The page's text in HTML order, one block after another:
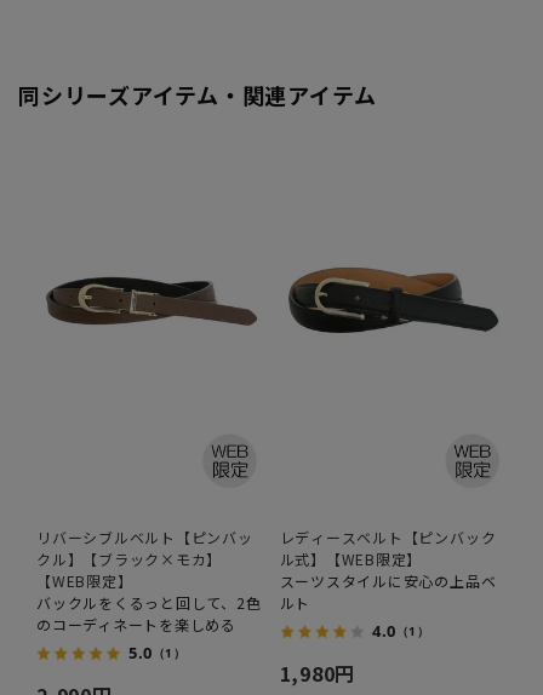
同シリーズアイテム・関連アイテム
リバーシブルベルト【ピンバッ
クル】【ブラック×モカ】
【WEB限定】
バックルをくるっと回して、2色
のコーディネートを楽しめる
5.0 （1）
レディースベルト【ピンバック
ル式】【WEB限定】
スーツスタイルに安心の上品ベ
ルト
4.0 （1）
1,980円